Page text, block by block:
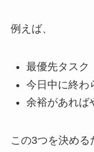
例えば、
最優先タスク
今日中に終わ
余裕があれば
この3つを決め